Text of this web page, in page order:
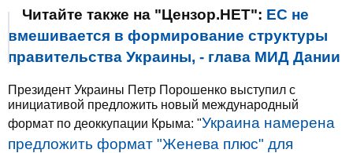
Читайте также на "Цензор.НЕТ": ЕС не
вмешивается в формирование структуры
правительства Украины, - глава МИД Дании
Президент Украины Петр Порошенко выступил с
инициативой предложить новый международный
формат по деоккупации Крыма: "Украина намерена
предложить формат "Женева плюс" для